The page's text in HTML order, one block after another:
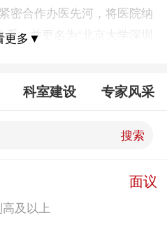
密合作办医先河，将医院纳
系，并更名为“北京大学深圳
革与高质量发展示范医院。
2019年度第59位；2020年度
医院，位于深汕特别合作
程之一，是“市投区建”项
更多▼
科室建设 专家风采
搜索
面议
及以上